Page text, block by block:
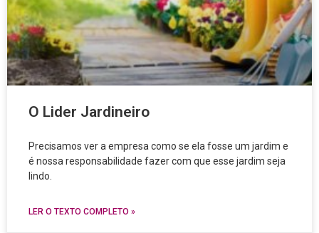
O Lider Jardineiro
Precisamos ver a empresa como se ela fosse um jardim e
é nossa responsabilidade fazer com que esse jardim seja
lindo.
LER O TEXTO COMPLETO »